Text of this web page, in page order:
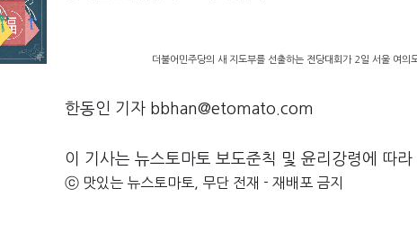
더불어민주당의 새 지도부를 선출하는 전당대회가 2일 서울 여
한동인 기자 bbhan@etomato.com
이 기사는 뉴스토마토 보도준칙 및 윤리강령에 따
ⓒ 맛있는 뉴스토마토, 무단 전재 - 재배포 금지